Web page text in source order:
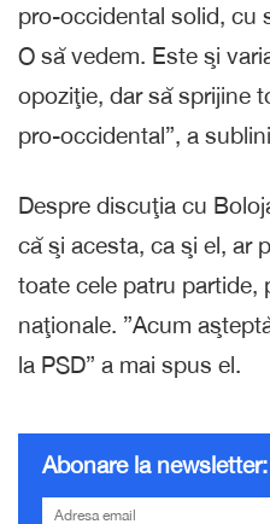
pro-occidental solid, cu
O să vedem. Este şi
opoziţie, dar să sprijine
pro-occidental”, a
Despre discuţia cu
că şi acesta, ca şi el, ar
toate cele patru partide,
naţionale. ”Acum
la PSD” a mai spus el.
Abonare la newsletter: